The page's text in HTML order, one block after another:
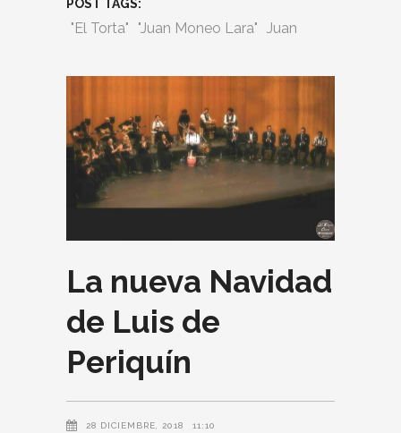
POST TAGS:
"El Torta" "Juan Moneo Lara" Juan
La nueva Navidad
de Luis de
Periquín
28 DICIEMBRE, 2018 11:10